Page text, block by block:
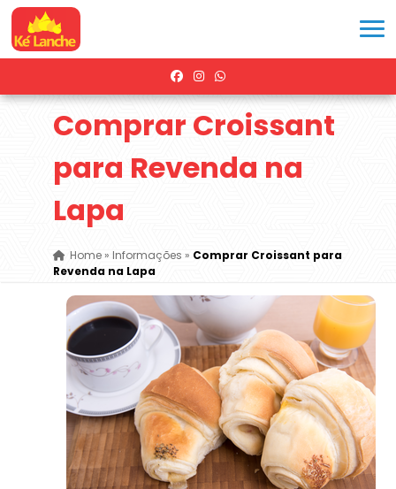
Comprar Croissant
para Revenda na
Lapa
Home» Informações » Comprar Croissant para
Revenda na Lapa